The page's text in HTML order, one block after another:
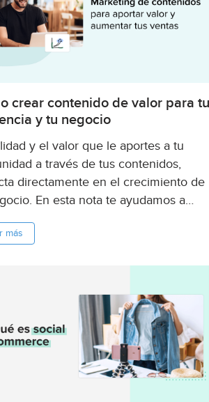
crear contenido de valor para tu
y tu negocio
y el valor que le aportes a tu
a través de tus contenidos,
directamente en el crecimiento de
En esta nota te ayudamos a
y para tu marca, durante esta
más